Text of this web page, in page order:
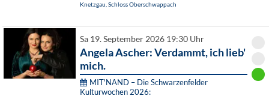
Knetzgau, Schloss Oberschwappach
Sa 19. September 2026 19:30 Uhr
Angela Ascher: Verdammt, ich lieb'
mich.
MIT'NAND – Die Schwarzenfelder
Kulturwochen 2026: